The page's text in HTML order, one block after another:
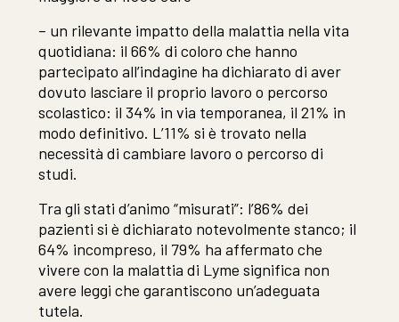
– un rilevante impatto della malattia nella vita
quotidiana: il 66% di coloro che hanno
partecipato all’indagine ha dichiarato di aver
dovuto lasciare il proprio lavoro o percorso
scolastico: il 34% in via temporanea, il 21% in
modo definitivo. L’11% si è trovato nella
necessità di cambiare lavoro o percorso di
studi.
Tra gli stati d’animo “misurati”: l’86% dei
pazienti si è dichiarato notevolmente stanco; il
64% incompreso, il 79% ha affermato che
vivere con la malattia di Lyme significa non
avere leggi che garantiscono un’adeguata
tutela.